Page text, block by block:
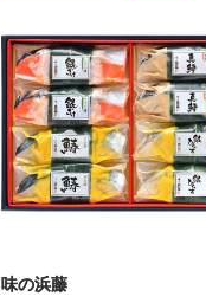
味の浜藤